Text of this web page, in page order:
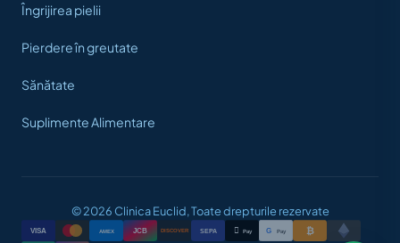
Îngrijirea pielii
Pierdere în greutate
Sănătate
Suplimente Alimentare
© 2026 Clinica Euclid, Toate drepturile rezervate
VISA AMEX JCB DISCOVER SEPA  Pay G Pay ₿